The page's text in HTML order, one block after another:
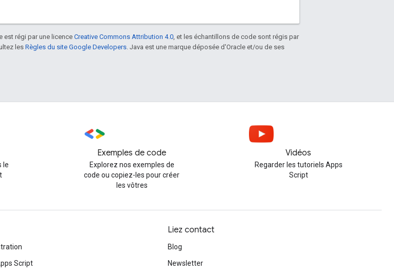
est régi par une licence Creative Commons Attribution 4.0 , et les échantillons de code sont régis par
lesRègles du site Google Developers . Java est une marque déposée d'Oracle et/ou de ses
le
Exemples de code
Explorez nos exemples de
code ou copiez-les pour créer
les vôtres
Vidéos
Regarder les tutoriels Apps
Script
Script
Liez contact
Blog
Newsletter